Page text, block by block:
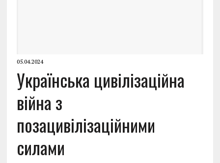
05.04.2024
Українська цивілізаційна
війна з
позацивілізаційними
силами